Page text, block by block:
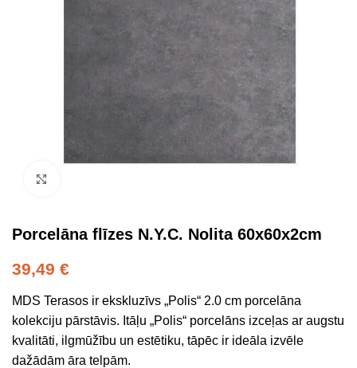
Porcelāna flīzes N.Y.C. Nolita 60x60x2cm
39,49 €
MDS Terasos ir ekskluzīvs „Polis“ 2.0 cm porcelāna
kolekciju pārstāvis. Itāļu „Polis“ porcelāns izceļas ar augstu
kvalitāti, ilgmūžību un estētiku, tāpēc ir ideāla izvēle
dažādām āra telpām.